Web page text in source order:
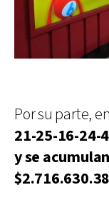
Por su parte, en
21-25-16-24-
y se